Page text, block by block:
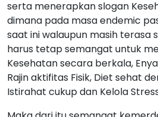
serta menerapkan slogan
dimana pada masa endemic
saat ini walaupun masih terasa
harus tetap semangat untuk
Kesehatan secara berkala,
Rajin aktifitas Fisik, Diet sehat
Istirahat cukup dan Kelola